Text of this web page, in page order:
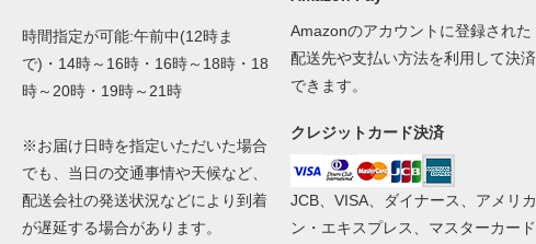
時間指定が可能:午前中(12時ま
で)・14時～16時・16時～18時・18
時～20時・19時～21時
※お届け日時を指定いただいた場合
でも、当日の交通事情や天候など、
配送会社の発送状況などにより到着
が遅延する場合があります。
Amazonのアカウントに登録された
配送先や支払い方法を利用して決済
できます。
クレジットカード決済
JCB、VISA、ダイナース、アメリカ
ン・エキスプレス、マスターカード